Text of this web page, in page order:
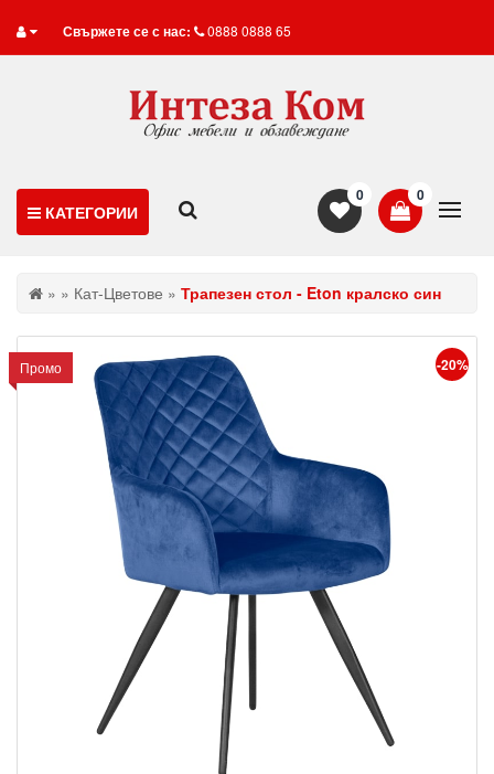
Свържете се с нас: 0888 0888 65
КАТЕГОРИИ
0
0
» » Кат-Цветове » Трапезен стол - Eton кралско син
Промо -20%